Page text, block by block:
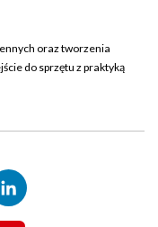
oraz tworzenia
do sprzętu z praktyką